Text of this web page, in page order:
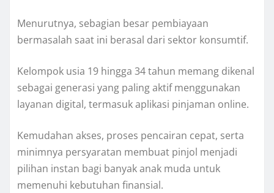
Menurutnya, sebagian besar pembiayaan
bermasalah saat ini berasal dari sektor konsumtif.
Kelompok usia 19 hingga 34 tahun memang dikenal
sebagai generasi yang paling aktif menggunakan
layanan digital, termasuk aplikasi pinjaman online.
Kemudahan akses, proses pencairan cepat, serta
minimnya persyaratan membuat pinjol menjadi
pilihan instan bagi banyak anak muda untuk
memenuhi kebutuhan finansial.